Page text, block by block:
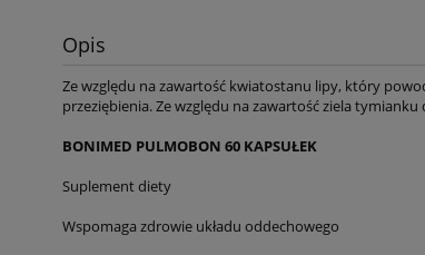
Opis
Ze względu na zawartość kwiatostanu lipy, który
przeziębienia. Ze względu na zawartość ziela tymianku
BONIMED PULMOBON 60 KAPSUŁEK
Suplement diety
Wspomaga zdrowie układu oddechowego